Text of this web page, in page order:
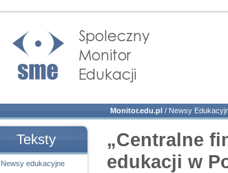
Społeczny Monitor
Edukacji
Monitor.edu.pl / Newsy
Teksty
Newsy edukacyjne
„Centralne
edukacji w